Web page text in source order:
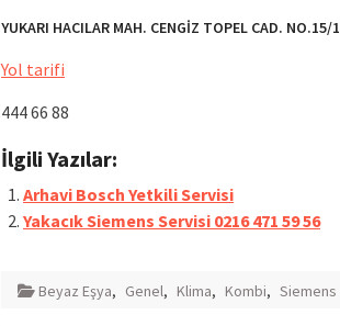
YUKARI HACILAR MAH. CENGİZ TOPEL CAD. NO.15/1
Yol tarifi
444 66 88
İlgili Yazılar:
Arhavi Bosch Yetkili Servisi
Yakacık Siemens Servisi 0216 471 59 56
Beyaz Eşya, Genel, Klima, Kombi, Siemens